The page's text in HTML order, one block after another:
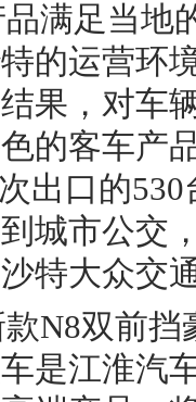
满足当地
的运营环
果，对车
的客车产
出口的
城市公交
特大众交
N8双前
是江淮汽